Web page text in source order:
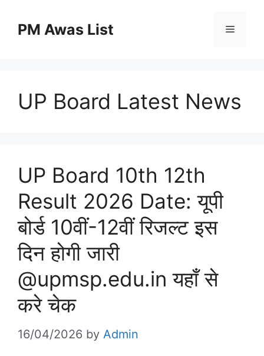
PM Awas List Menu
UP Board Latest News
UP Board 10th 12th
Result 2026 Date: यूपी
बोर्ड 10वीं-12वीं रिजल्ट इस
दिन होगी जारी
@upmsp.edu.in यहाँ से
करे चेक
16/04/2026 by Admin